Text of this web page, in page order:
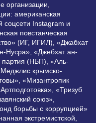
организации,
американская
Instagram и
повстанческая
(ИГ, ИГИЛ), «Джабхат
«Джебхат ан-
партия (НБП), «Аль-
крымско-
«Мизантропик
«Тризуб
союз»,
борьбы с коррупцией»
экстремистской,